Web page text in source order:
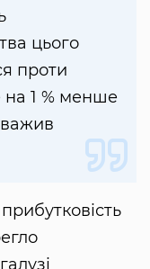
цього
проти
на 1 % менше